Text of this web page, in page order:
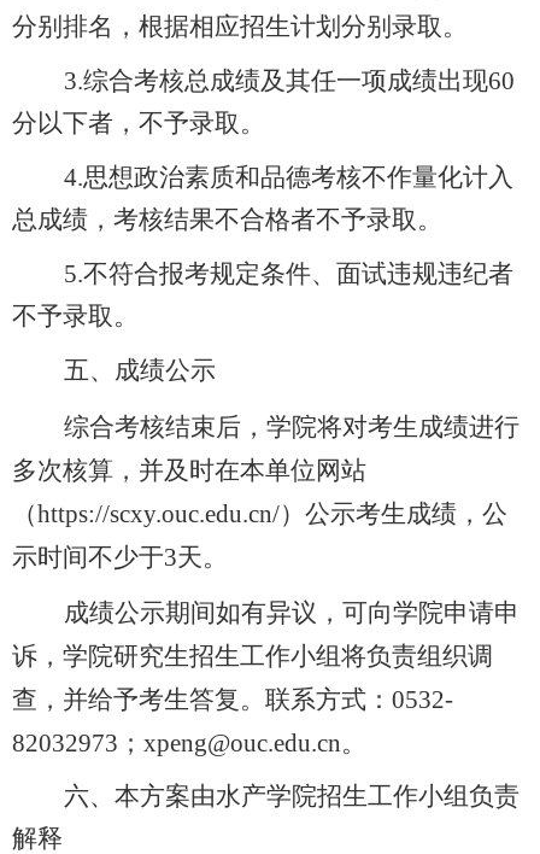
分别排名，根据相应招生计划分别录取。
3.综合考核总成绩及其任一项成绩出现60
分以下者，不予录取。
4.思想政治素质和品德考核不作量化计入
总成绩，考核结果不合格者不予录取。
5.不符合报考规定条件、面试违规违纪者
不予录取。
五、成绩公示
综合考核结束后，学院将对考生成绩进行
多次核算，并及时在本单位网站
（https://scxy.ouc.edu.cn/）公示考生成绩，公
示时间不少于3天。
成绩公示期间如有异议，可向学院申请申
诉，学院研究生招生工作小组将负责组织调
查，并给予考生答复。联系方式： 0532-
82032973；xpeng@ouc.edu.cn。
六、本方案由水产学院招生工作小组负责
解释